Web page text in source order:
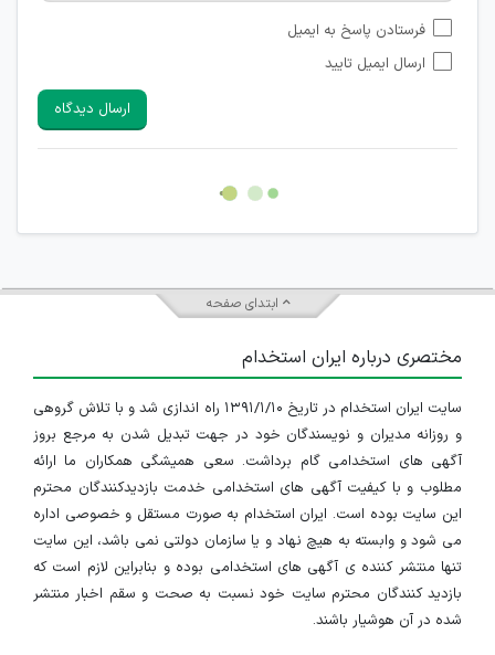
شبکه های مجازی ارتباطی می باشند وجود ندارد.
امکان تأیید نظرات کاربرانی که به هر طریقی قصد مأیوس کردن
هرگونه تحریک، تحقیر و کنایه به سایر افراد (مسئول و غیر مسئول)
غیر مجاز می باشد.
امکان هماهنگی برای هرگونه ملاقات حضوری چه به صورت دسته
فرستادن پاسخ به ایمیل
ارسال ایمیل تایید
ارسال دیدگاه
ابتدای صفحه
مختصری درباره ایران استخدام
سایت ایران استخدام در تاریخ ۱۳۹۱/۱/۱۰ راه اندازی شد و با تلاش گروهی
و روزانه مدیران و نویسندگان خود در جهت تبدیل شدن به مرجع بروز
آگهی های استخدامی گام برداشت. سعی همیشگی همکاران ما ارائه
مطلوب و با کیفیت آگهی های استخدامی خدمت بازدیدکنندگان محترم
این سایت بوده است. ایران استخدام به صورت مستقل و خصوصی اداره
می شود و وابسته به هیچ نهاد و یا سازمان دولتی نمی باشد، این سایت
تنها منتشر کننده ی آگهی های استخدامی بوده و بنابراین لازم است که
بازدید کنندگان محترم سایت خود نسبت به صحت و سقم اخبار منتشر
شده در آن هوشیار باشند.